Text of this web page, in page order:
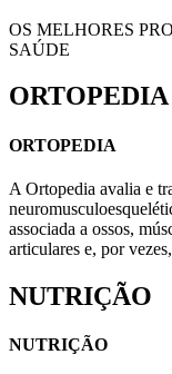
OS MELHORES
SAÚDE
ORTOPEDIA
ORTOPEDIA
A Ortopedia avalia e
associada a ossos,
articulares e, por
NUTRIÇÃO
NUTRIÇÃO